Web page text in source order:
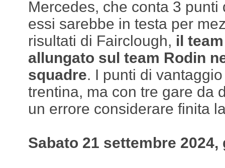
Mercedes, che conta 3
essi sarebbe in testa per
risultati di Fairclough, il
allungato sul team Rodin
squadre. I punti di
trentina, ma con tre gare da
un errore considerare finita
Sabato 21 settembre 2024,